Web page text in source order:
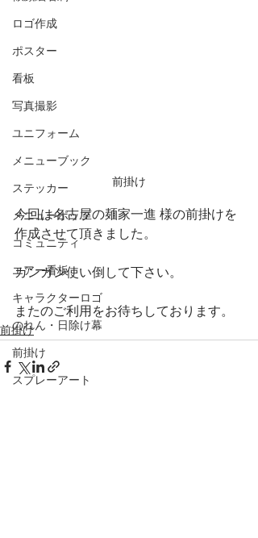
ロゴ作成
ポスター
看板
写真撮影
ユニフォーム
メニューブック
ステッカー
メニューポップ
コミュニティ
エアー看板
キャラクターロゴ
のれん・日除け幕
前掛け
スプレーアート
前掛け
今回は名古屋の麺家一進 様の前掛けを
作成させて頂きました。
ガンガン使い倒して下さい。
またのご利用をお待ちしております。
前掛け